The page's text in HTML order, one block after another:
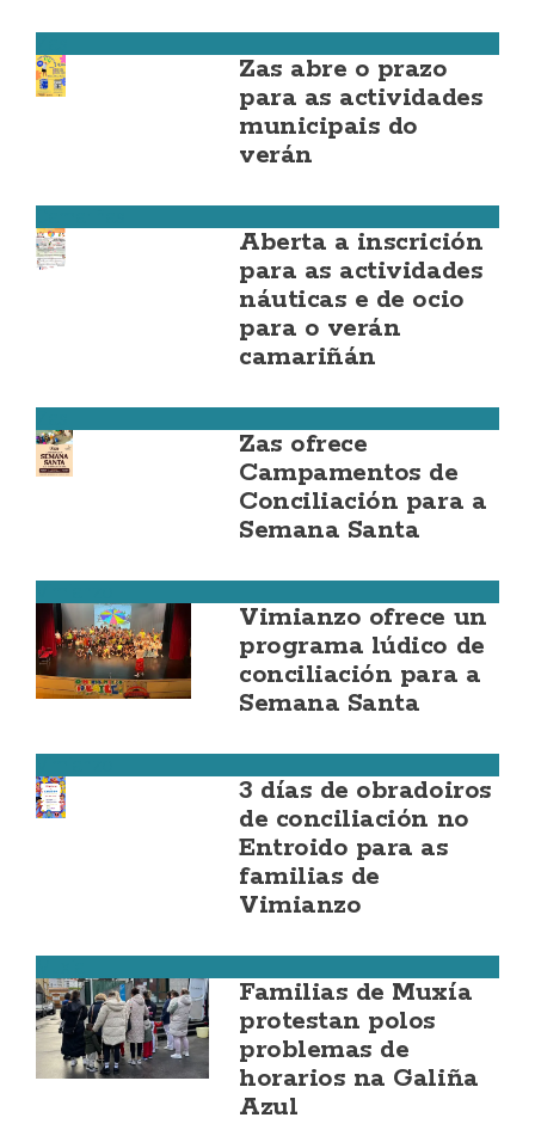
Zas abre o prazo
para as actividades
municipais do
verán
Aberta a inscrición
para as actividades
náuticas e de ocio
para o verán
camariñán
Zas ofrece
Campamentos de
Conciliación para a
Semana Santa
Vimianzo ofrece un
programa lúdico de
conciliación para a
Semana Santa
3 días de obradoiros
de conciliación no
Entroido para as
familias de
Vimianzo
Familias de Muxía
protestan polos
problemas de
horarios na Galiña
Azul